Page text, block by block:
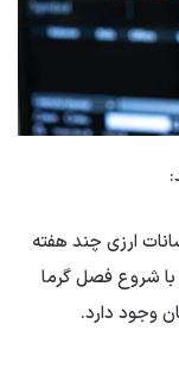
ارزی چند هفته
شروع فصل گرما